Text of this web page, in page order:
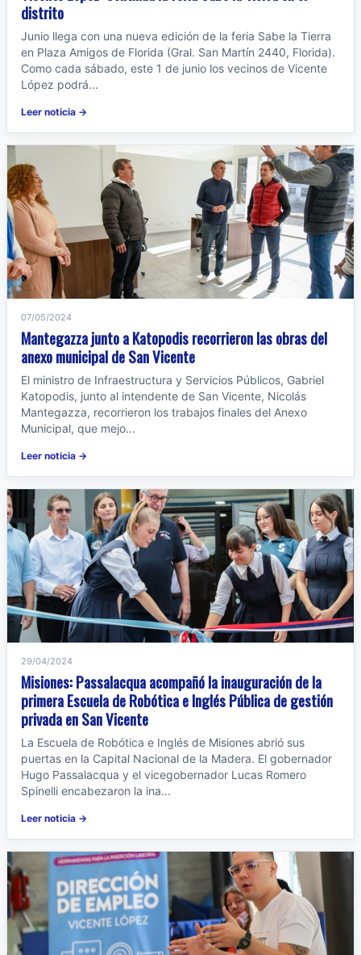
distrito
Junio llega con una nueva edición de la feria Sabe la Tierra
en Plaza Amigos de Florida (Gral. San Martín 2440, Florida).
Como cada sábado, este 1 de junio los vecinos de Vicente
López podrá...
Leer noticia →
07/05/2024
Mantegazza junto a Katopodis recorrieron las obras del
anexo municipal de San Vicente
El ministro de Infraestructura y Servicios Públicos, Gabriel
Katopodis, junto al intendente de San Vicente, Nicolás
Mantegazza, recorrieron los trabajos finales del Anexo
Municipal, que mejo...
Leer noticia →
29/04/2024
Misiones: Passalacqua acompañó la inauguración de la
primera Escuela de Robótica e Inglés Pública de gestión
privada en San Vicente
La Escuela de Robótica e Inglés de Misiones abrió sus
puertas en la Capital Nacional de la Madera. El gobernador
Hugo Passalacqua y el vicegobernador Lucas Romero
Spinelli encabezaron la ina...
Leer noticia →